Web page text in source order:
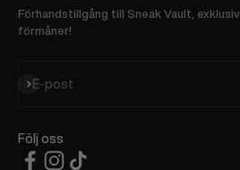
Förhandstillgång till Sneak Vault,
förmåner!
E-post
Prenumerera
Följ oss